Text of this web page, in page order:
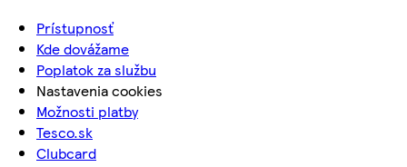
Prístupnosť
Kde dovážame
Poplatok za službu
Nastavenia cookies
Možnosti platby
Tesco.sk
Clubcard